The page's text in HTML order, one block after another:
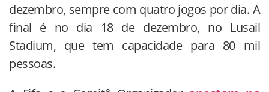
dezembro, sempre com quatro jogos por dia. A
final é no dia 18 de dezembro, no Lusail
Stadium, que tem capacidade para 80 mil
pessoas.